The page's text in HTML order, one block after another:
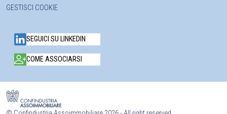
GESTISCI COOKIE
SEGUICI SU LINKEDIN
COME ASSOCIARSI